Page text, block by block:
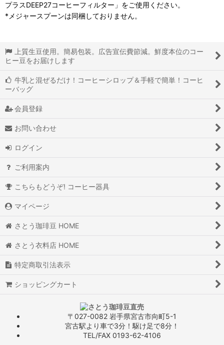
プラスDEEP27コーヒーフィルター」をご使用ください。
*メジャースプーンは同梱しておりません。
上質生豆使用。簡易包装。広告宣伝費節減。鮮度本位のコー
ヒー豆をお届けします
牛乳と混ぜるだけ！コーヒーシロップ＆手軽で簡単！コーヒ
ーバッグ
会員登録
お問い合わせ
ログイン
ご利用案内
こちらもどうぞ! コーヒー器具
マイページ
さとう珈琲豆 HOME
さとう衣料店 HOME
特定商取引法表示
ショッピングカート
〒027-0082 岩手県宮古市向町5-1
宮古駅より車で3分！駆け足で8分！
TEL/FAX 0193-62-4106